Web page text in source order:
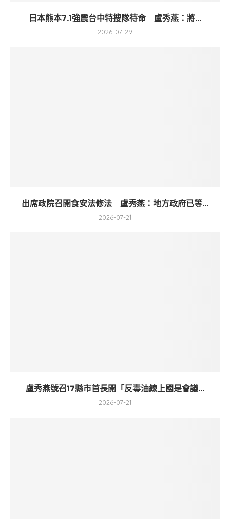
日本熊本7.1強震台中特搜隊待命 盧秀燕：將...
2026-07-29
出席政院召開食安法修法 盧秀燕：地方政府已等...
2026-07-21
盧秀燕號召17縣市首長開「反毒油線上國是會議...
2026-07-21